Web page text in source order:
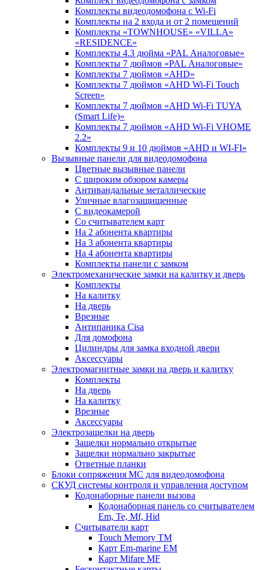
Комплекты видеодомофона с Wi-Fi
Комплекты на 2 входа и от 2 помещений
Комплекты «TOWNHOUSE» «VILLA»
«RESIDENCE»
Комплекты 4.3 дюйма «PAL Аналоговые»
Комплекты 7 дюймов «PAL Аналоговые»
Комплекты 7 дюймов «AHD»
Комплекты 7 дюймов «AHD Wi-Fi Touch
Screen»
Комплекты 7 дюймов «AHD Wi-Fi TUYA
(Smart Life)»
Комплекты 7 дюймов «AHD Wi-Fi VHOME
2.2»
Комплекты 9 и 10 дюймов «AHD и WI-FI»
Вызывные панели для видеодомофона
Цветные вызывные панели
С широким обзором камеры
Антивандальные металлические
Уличные влагозащищенные
С видеокамерой
Со считывателем карт
На 2 абонента квартиры
На 3 абонента квартиры
На 4 абонента квартиры
Комплекты панели с замком
Электромеханические замки на калитку и дверь
Комплекты
На калитку
На дверь
Врезные
Антипаника Cisa
Для домофона
Цилиндры для замка входной двери
Аксессуары
Электромагнитные замки на дверь и калитку
Комплекты
На дверь
На калитку
Врезные
Аксессуары
Электрозащелки на дверь
Защелки нормально открытые
Защелки нормально закрытые
Ответные планки
Блоки сопряжения МС для видеодомофона
СКУД системы контроля и управления доступом
Кодонаборные панели вызова
Кодонаборная панель со считывателем
Em, Te, Mf, Hid
Считыватели карт
Touch Memory TM
Карт Em-marine EM
Карт Mifare MF